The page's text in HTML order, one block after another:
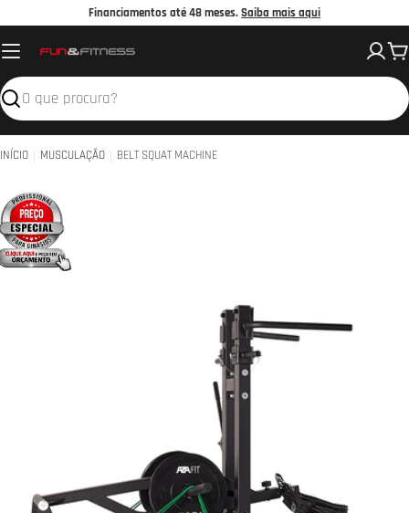
o
conteúdo
Financiamentos até 48 meses.Saiba mais aqui
Pesquisar
INÍCIO MUSCULAÇÃO BELT SQUAT MACHINE